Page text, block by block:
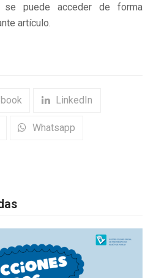
se puede acceder de forma
artículo.
LinkedIn
Whatsapp